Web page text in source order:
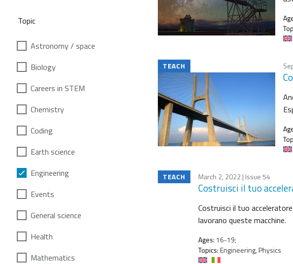
Topic
Astronomy / space
Biology
Careers in STEM
Chemistry
Coding
Earth science
Engineering
Events
General science
Health
Mathematics
TEACH
TEACH March 2, 2022| Issue 54
Costruisci il tuo
Costruisci il tuo
lavorano queste macchine.
Ages: 16-19;
Topics:Engineering, Physics